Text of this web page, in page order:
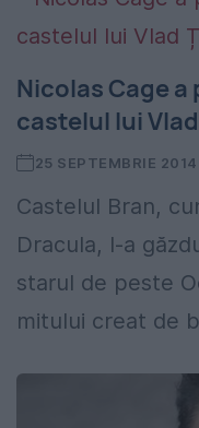
Nicolas Cage
castelul lui
25 SEPTEMBRIE 2014
Castelul Bran,
Dracula, l-a
starul de peste
mitului creat de